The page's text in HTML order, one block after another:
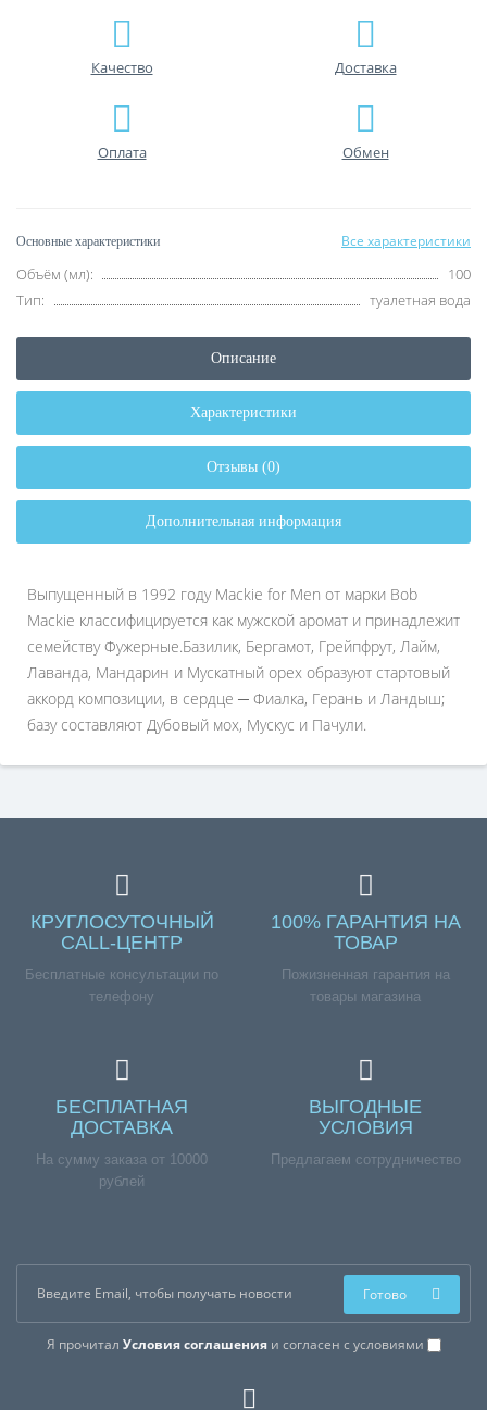
Качество Доставка
Оплата Обмен
Основные характеристики Все характеристики
Объём (мл):
100
Тип:
туалетная вода
Описание
Характеристики
Отзывы (0)
Дополнительная информация
Выпущенный в 1992 году Mackie for Men от марки Bob
Mackie классифицируется как мужской аромат и принадлежит
семейству Фужерные.Базилик, Бергамот, Грейпфрут, Лайм,
Лаванда, Мандарин и Мускатный орех образуют стартовый
аккорд композиции, в сердце ─ Фиалка, Герань и Ландыш;
базу составляют Дубовый мох, Мускус и Пачули.
КРУГЛОСУТОЧНЫЙ
CALL-ЦЕНТР
Бесплатные консультации по
телефону
100% ГАРАНТИЯ НА
ТОВАР
Пожизненная гарантия на
товары магазина
БЕСПЛАТНАЯ
ДОСТАВКА
На сумму заказа от 10000
рублей
ВЫГОДНЫЕ
УСЛОВИЯ
Предлагаем сотрудничество
Я прочитал Условия соглашенияи согласен с условиями
Готово